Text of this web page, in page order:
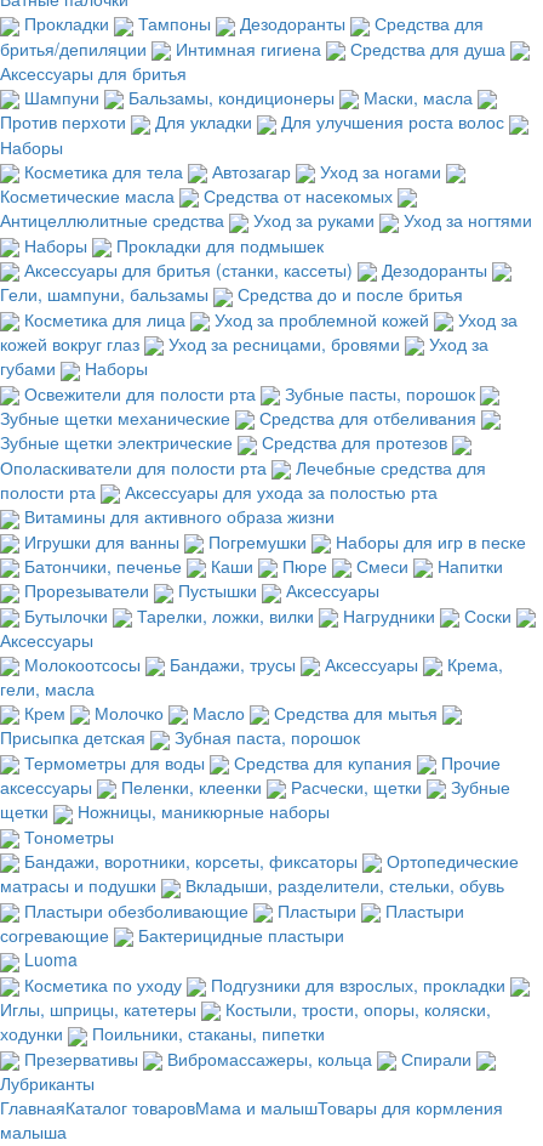
Прокладки
Тампоны Дезодоранты
Средства для
бритья/депиляции
Интимная гигиена
Средства для душа
Аксессуары для бритья
Шампуни
Бальзамы, кондиционеры
Маски, масла
Против перхоти
Для укладки
Для улучшения роста волос
Наборы
Косметика для тела
Автозагар
Уход за ногами
Косметические масла
Средства от насекомых
Антицеллюлитные средства
Уход за руками
Уход за ногтями
Наборы
Прокладки для подмышек
Аксессуары для бритья (станки, кассеты)
Дезодоранты
Гели, шампуни, бальзамы
Средства до и после бритья
Косметика для лица
Уход за проблемной кожей
Уход за
кожей вокруг глаз
Уход за ресницами, бровями
Уход за
губами
Наборы
Освежители для полости рта
Зубные пасты, порошок
Зубные щетки механические
Средства для отбеливания
Зубные щетки электрические
Средства для протезов
Ополаскиватели для полости рта
Лечебные средства для
полости рта
Аксессуары для ухода за полостью рта
Витамины для активного образа жизни
Игрушки для ванны
Погремушки
Наборы для игр в песке
Батончики, печенье
Каши Пюре Смеси
Напитки
Прорезыватели
Пустышки
Аксессуары
Бутылочки
Тарелки, ложки, вилки Нагрудники
Соски
Аксессуары
Молокоотсосы
Бандажи, трусы Аксессуары
Крема,
гели, масла
Крем
Молочко Масло
Средства для мытья
Присыпка детская
Зубная паста, порошок
Термометры для воды
Средства для купания
Прочие
аксессуары
Пеленки, клеенки Расчески, щетки
Зубные
щетки
Ножницы, маникюрные наборы
Тонометры
Бандажи, воротники, корсеты, фиксаторы
Ортопедические
матрасы и подушки
Вкладыши, разделители, стельки, обувь
Пластыри обезболивающие
Пластыри
Пластыри
согревающие
Бактерицидные пластыри
Luoma
Косметика по уходу
Подгузники для взрослых, прокладки
Иглы, шприцы, катетеры
Костыли, трости, опоры, коляски,
ходунки
Поильники, стаканы, пипетки
Презервативы
Вибромассажеры, кольца
Спирали
Лубриканты
ГлавнаяКаталог товаровМама и малышТовары для кормления
малыша